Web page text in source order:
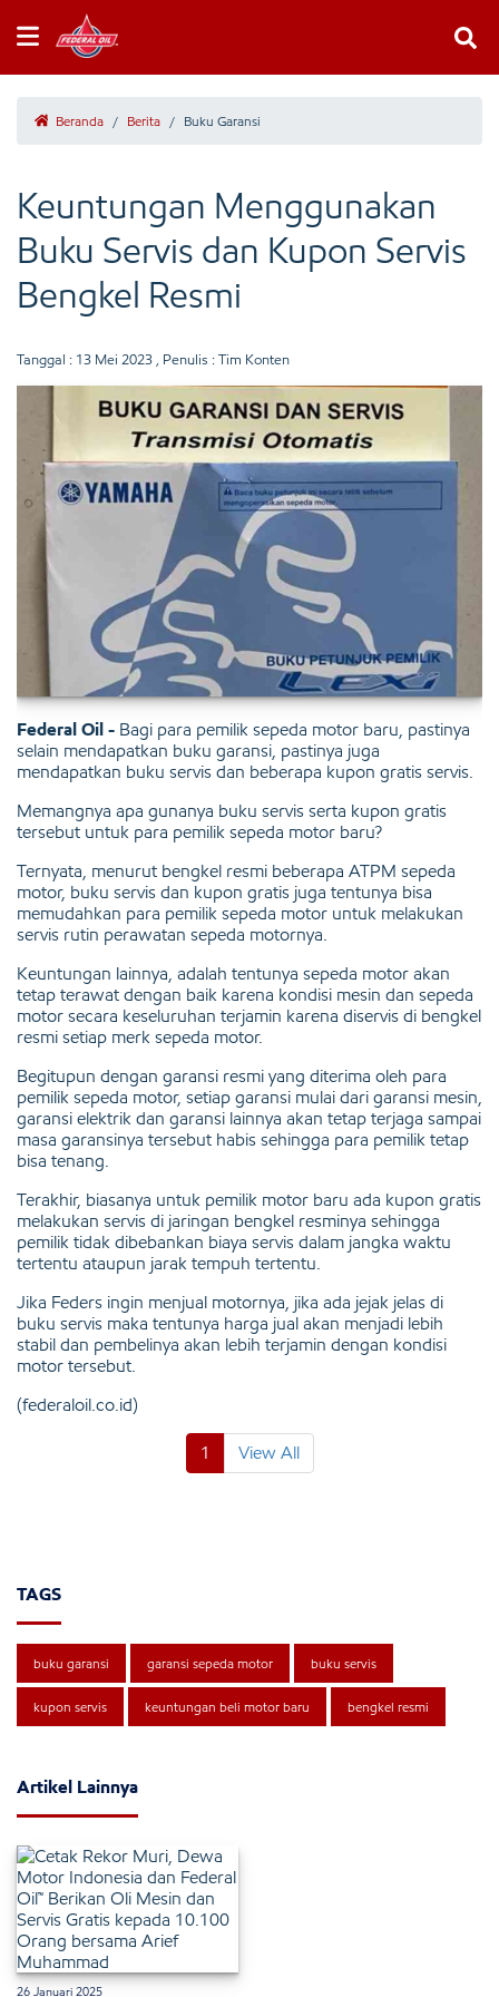
Beranda / Berita / Buku Garansi
Keuntungan Menggunakan
Buku Servis dan Kupon Servis
Bengkel Resmi
Tanggal : 13 Mei 2023 , Penulis : Tim Konten
Federal Oil - Bagi para pemilik sepeda motor baru, pastinya
selain mendapatkan buku garansi, pastinya juga
mendapatkan buku servis dan beberapa kupon gratis servis.
Memangnya apa gunanya buku servis serta kupon gratis
tersebut untuk para pemilik sepeda motor baru?
Ternyata, menurut bengkel resmi beberapa ATPM sepeda
motor, buku servis dan kupon gratis juga tentunya bisa
memudahkan para pemilik sepeda motor untuk melakukan
servis rutin perawatan sepeda motornya.
Keuntungan lainnya, adalah tentunya sepeda motor akan
tetap terawat dengan baik karena kondisi mesin dan sepeda
motor secara keseluruhan terjamin karena diservis di bengkel
resmi setiap merk sepeda motor.
Begitupun dengan garansi resmi yang diterima oleh para
pemilik sepeda motor, setiap garansi mulai dari garansi mesin,
garansi elektrik dan garansi lainnya akan tetap terjaga sampai
masa garansinya tersebut habis sehingga para pemilik tetap
bisa tenang.
Terakhir, biasanya untuk pemilik motor baru ada kupon gratis
melakukan servis di jaringan bengkel resminya sehingga
pemilik tidak dibebankan biaya servis dalam jangka waktu
tertentu ataupun jarak tempuh tertentu.
Jika Feders ingin menjual motornya, jika ada jejak jelas di
buku servis maka tentunya harga jual akan menjadi lebih
stabil dan pembelinya akan lebih terjamin dengan kondisi
motor tersebut.
(federaloil.co.id)
1 View All
TAGS
buku garansi garansi sepeda motor buku servis
kupon servis keuntungan beli motor baru bengkel resmi
Artikel Lainnya
26 Januari 2025